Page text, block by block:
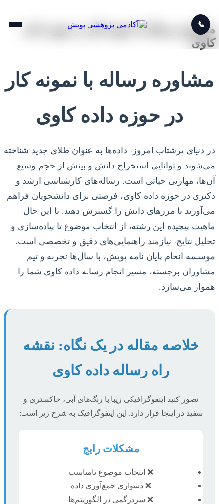
📞
مشاوره رساله با نمونه کار در حوزه داده
کاوی
مشاوره رساله با نمونه کار
در حوزه داده کاوی
در دنیای پرشتاب امروز، داده‌ها به عنوان طلای جدید شناخته
می‌شوند و توانایی استخراج دانش و بینش از حجم وسیع
آن‌ها، مهارتی حیاتی است. رساله‌های کارشناسی ارشد و
دکتری در حوزه داده کاوی، فرصتی برای دانشجویان فراهم
می‌آورند تا مرزهای دانش را گسترش دهند. با این حال،
ماهیت پیچیده این رشته، از انتخاب موضوع تا پیاده‌سازی و
تحلیل نتایج، نیازمند راهنمایی‌های دقیق و تخصصی است.
موسسه انجام پایان نامه پویش، با سال‌ها تجربه و تیم
مشاوران برجسته، مسیر انجام رساله داده کاوی شما را
هموار می‌سازد.
خلاصه مقاله در یک نگاه: نقشه
راه رساله داده کاوی
تصور کنید اینفوگرافیکی زیبا با رنگ‌های آبی، خاکستری و
سفید در اینجا قرار دارد. این اینفوگرافیک به شرح زیر است:
مشکلات رایج
❌ انتخاب موضوع نامناسب
❌ دشواری جمع‌آوری داده
❌ سردرگمی در الگوریتم‌ها